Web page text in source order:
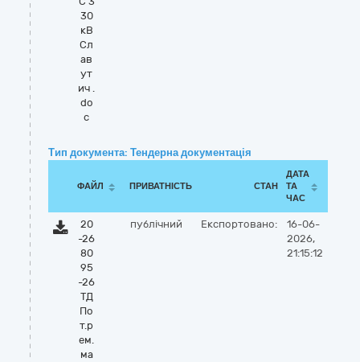
30
кВ
Сл
ав
ут
ич .
do
c
Тип документа: Тендерна документація
ФАЙЛ ПРИВАТНІСТЬ СТАН
ДАТА
ТА
ЧАС
20
-26
80
95
-26
ТД
По
т.р
ем.
ма
публічний Експортовано:
16-06-
2026,
21:15:12